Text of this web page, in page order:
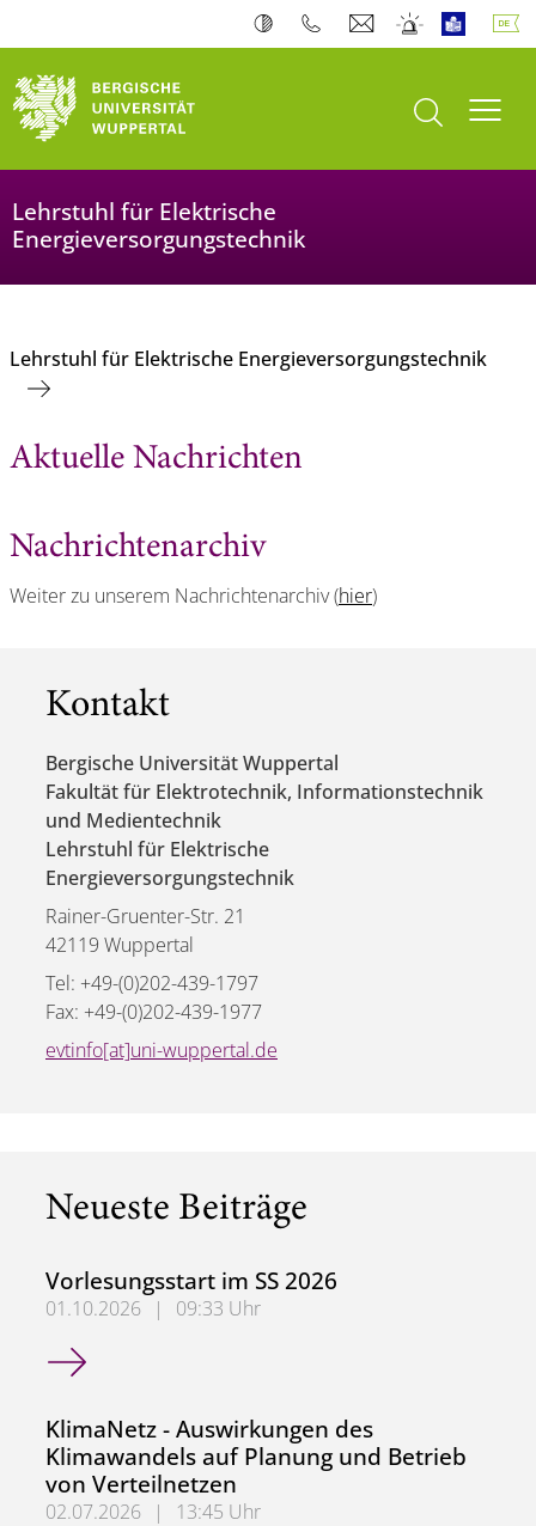
Suche öffnen
Lehrstuhl für Elektrische
Energieversorgungstechnik
Lehrstuhl für Elektrische Energieversorgungstechnik
Aktuelle Nachrichten
Nachrichtenarchiv
Weiter zu unserem Nachrichtenarchiv (hier)
Kontakt
Bergische Universität Wuppertal
Fakultät für Elektrotechnik, Informationstechnik
und Medientechnik
Lehrstuhl für Elektrische
Energieversorgungstechnik
Rainer-Gruenter-Str. 21
42119 Wuppertal
Tel: +49-(0)202-439-1797
Fax: +49-(0)202-439-1977
evtinfo[at]uni-wuppertal.de
Neueste Beiträge
Vorlesungsstart im SS 2026
01.10.2026 |
09:33 Uhr
Vorlesungsstart im SS 2026
KlimaNetz - Auswirkungen des
Klimawandels auf Planung und Betrieb
von Verteilnetzen
02.07.2026 |
13:45 Uhr